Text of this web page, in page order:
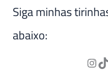
Siga minhas
abaixo: